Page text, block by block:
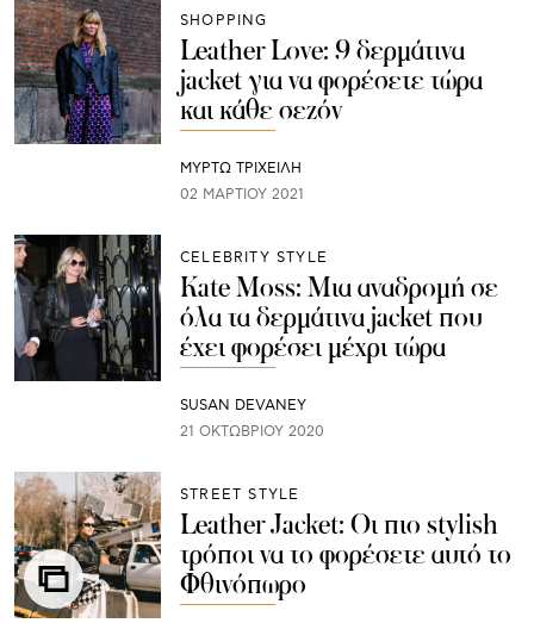
SHOPPING
Leather Love: 9 δερμάτινα
jacket για να φορέσετε τώρα
και κάθε σεζόν
ΜΥΡΤΩ ΤΡΙΧΕΙΛΗ
02 ΜΑΡΤΊΟΥ 2021
CELEBRITY STYLE
Kate Moss: Μια αναδρομή σε
όλα τα δερμάτινα jacket που
έχει φορέσει μέχρι τώρα
SUSAN DEVANEY
21 ΟΚΤΩΒΡΊΟΥ 2020
STREET STYLE
Leather Jacket: Oι πιο stylish
τρόποι να το φορέσετε αυτό το
Φθινόπωρο